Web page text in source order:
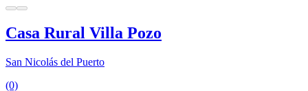
Casa Rural Villa Pozo
San Nicolás del Puerto
(0)